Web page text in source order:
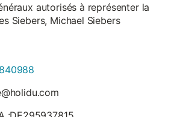
autorisés à représenter la
Siebers, Michael Siebers